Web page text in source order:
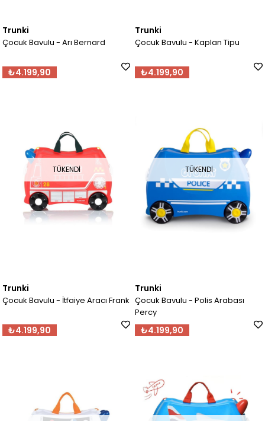
Trunki
Çocuk Bavulu - Arı Bernard
₺4.199,90
Trunki
Çocuk Bavulu - Kaplan Tipu
₺4.199,90
TÜKENDI
Trunki
Çocuk Bavulu - İtfaiye Aracı Frank
₺4.199,90
TÜKENDI
Trunki
Çocuk Bavulu - Polis Arabası
Percy
₺4.199,90